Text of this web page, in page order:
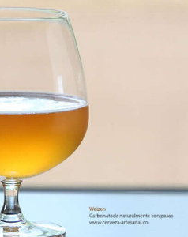
con
pasas